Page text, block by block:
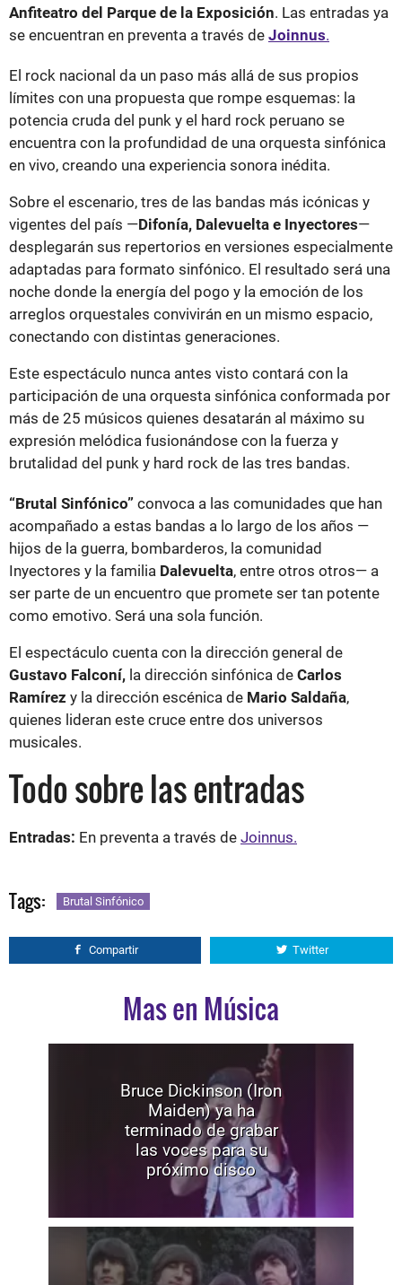
Anfiteatro del Parque de la Exposición. Las entradas ya
se encuentran en preventa a través de Joinnus.
El rock nacional da un paso más allá de sus propios
límites con una propuesta que rompe esquemas: la
potencia cruda del punk y el hard rock peruano se
encuentra con la profundidad de una orquesta sinfónica
en vivo, creando una experiencia sonora inédita.
Sobre el escenario, tres de las bandas más icónicas y
vigentes del país —Difonía, Dalevuelta e Inyectores—
desplegarán sus repertorios en versiones especialmente
adaptadas para formato sinfónico. El resultado será una
noche donde la energía del pogo y la emoción de los
arreglos orquestales convivirán en un mismo espacio,
conectando con distintas generaciones.
Este espectáculo nunca antes visto contará con la
participación de una orquesta sinfónica conformada por
más de 25 músicos quienes desatarán al máximo su
expresión melódica fusionándose con la fuerza y
brutalidad del punk y hard rock de las tres bandas.
“Brutal Sinfónico” convoca a las comunidades que han
acompañado a estas bandas a lo largo de los años —
hijos de la guerra, bombarderos, la comunidad
Inyectores y la familia Dalevuelta, entre otros otros— a
ser parte de un encuentro que promete ser tan potente
como emotivo. Será una sola función.
El espectáculo cuenta con la dirección general de
Gustavo Falconí, la dirección sinfónica de Carlos
Ramírez y la dirección escénica de Mario Saldaña,
quienes lideran este cruce entre dos universos
musicales.
Todo sobre las entradas
Entradas: En preventa a través de Joinnus.
Tags: Brutal Sinfónico
Compartir Twitter
Mas en Música
Bruce Dickinson (Iron
Maiden) ya ha
terminado de grabar
las voces para su
próximo disco